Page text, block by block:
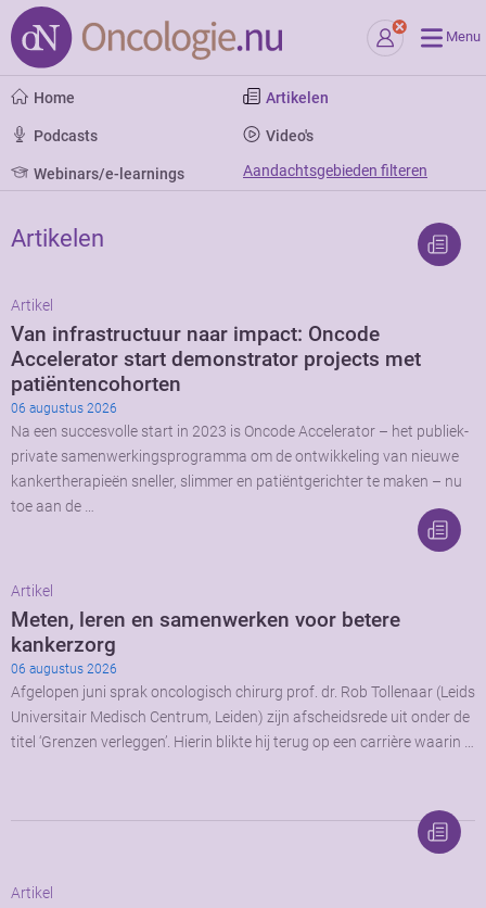
Menu
Home Artikelen
Podcasts Video's
Webinars/e-learnings Aandachtsgebieden filteren
Artikelen
Artikel
Van infrastructuur naar impact: Oncode
Accelerator start demonstrator projects met
patiëntencohorten
06 augustus 2026
Na een succesvolle start in 2023 is Oncode Accelerator – het publiek-
private samenwerkingsprogramma om de ontwikkeling van nieuwe
kankertherapieën sneller, slimmer en patiëntgerichter te maken – nu
toe aan de …
Artikel
Meten, leren en samenwerken voor betere
kankerzorg
06 augustus 2026
Afgelopen juni sprak oncologisch chirurg prof. dr. Rob Tollenaar (Leids
Universitair Medisch Centrum, Leiden) zijn afscheidsrede uit onder de
titel ‘Grenzen verleggen’. Hierin blikte hij terug op een carrière waarin …
Artikel